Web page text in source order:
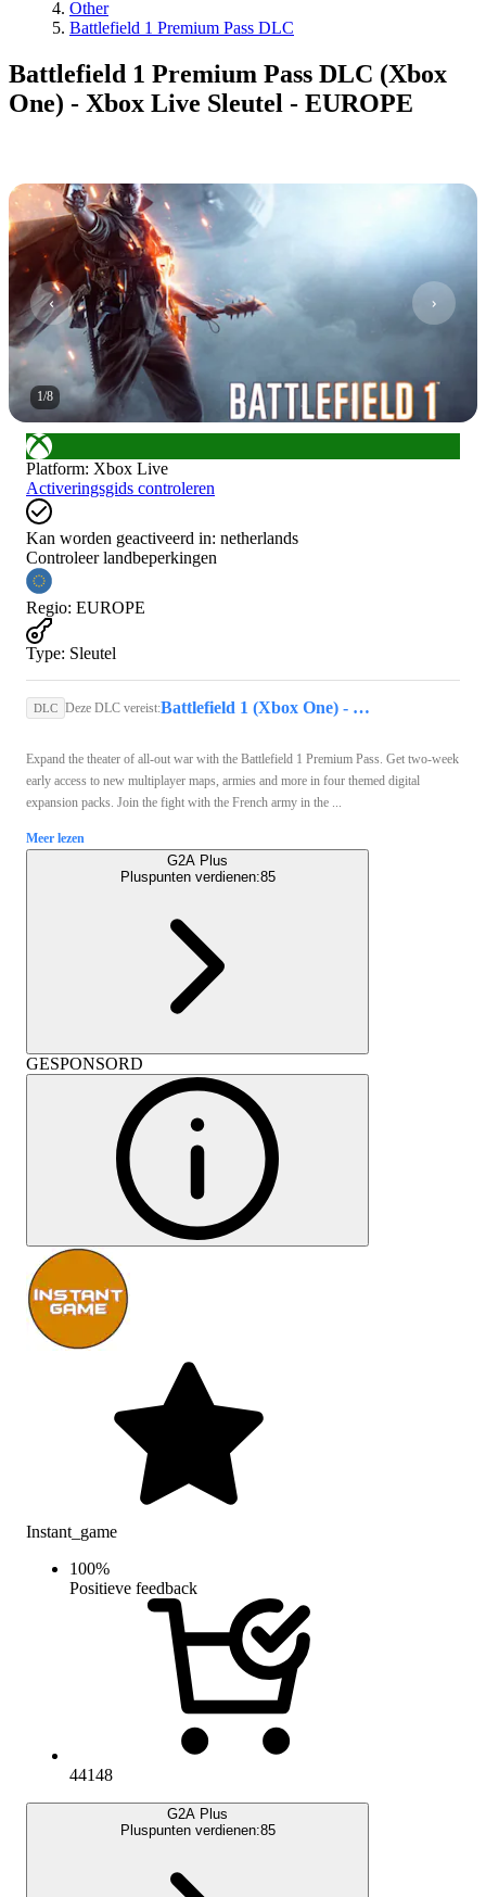
Other
Battlefield 1 Premium Pass DLC
Battlefield 1 Premium Pass DLC (Xbox
One) - Xbox Live Sleutel - EUROPE
1/8
Platform: Xbox Live
Activeringsgids controleren
Kan worden geactiveerd in: netherlands
Controleer landbeperkingen
Regio: EUROPE
Type: Sleutel
DLC Deze DLC vereist: Battlefield 1 (Xbox One) - Xbox Live Key - EUROPE
Expand the theater of all-out war with the Battlefield 1 Premium Pass. Get two-week
early access to new multiplayer maps, armies and more in four themed digital
expansion packs. Join the fight with the French army in the ...
Meer lezen
G2A Plus
Pluspunten verdienen:85
GESPONSORD
Instant_game
100%
Positieve feedback
44148
G2A Plus
Pluspunten verdienen:85